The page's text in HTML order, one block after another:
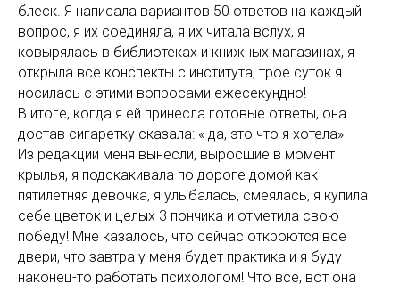
блеск. Я написала вариантов 50 ответов на каждый
вопрос, я их соединяла, я их читала вслух, я
ковырялась в библиотеках и книжных магазинах, я
открыла все конспекты с института, трое суток я
носилась с этими вопросами ежесекундно!
В итоге, когда я ей принесла готовые ответы, она
достав сигаретку сказала: « да, это что я хотела»
Из редакции меня вынесли, выросшие в момент
крылья, я подскакивала по дороге домой как
пятилетняя девочка, я улыбалась, смеялась, я купила
себе цветок и целых 3 пончика и отметила свою
победу! Мне казалось, что сейчас откроются все
двери, что завтра у меня будет практика и я буду
наконец-то работать психологом! Что всё, вот она